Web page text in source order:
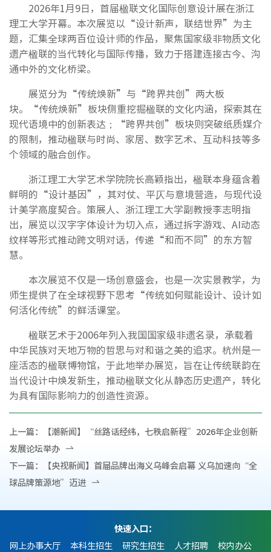
2026年1月9日，首届楹联文化国际创意设计展在浙江
理工大学开幕。本次展览以“设计新声，联结世界”为主
题，汇集全球两百位设计师的作品，聚焦国家级非物质文化
遗产楹联的当代转化与国际传播，致力于搭建连接古今、沟
通中外的文化桥梁。
展览分为“传统焕新”与“跨界共创”两大板
块。“传统焕新”板块侧重挖掘楹联的文化内涵，探索其在
现代语境中的创新表达；“跨界共创”板块则突破纸质媒介
的限制，推动楹联与时尚、家居、数字艺术、互动科技等多
个领域的融合创作。
浙江理工大学艺术学院院长高颖指出，楹联本身蕴含着
鲜明的“设计基因”，其对仗、平仄与意境营造，与现代设
计美学高度契合。策展人、浙江理工大学副教授李志明指
出，展览以汉字字体设计为切入点，通过拆字游戏、AI动态
纹样等形式推动跨文明对话，传递“和而不同”的东方智
慧。
本次展览不仅是一场创意盛会，也是一次实景教学，为
师生提供了在全球视野下思考“传统如何赋能设计、设计如
何活化传统”的鲜活课堂。
楹联艺术于2006年列入我国国家级非遗名录，承载着
中华民族对天地万物的哲思与对和谐之美的追求。杭州是一
座活态的楹联博物馆，于此地举办展览，旨在让传统联韵在
当代设计中焕发新生，推动楹联文化从静态历史遗产，转化
为具有国际影响力的创造性资源。
上一篇：
【潮新闻】“丝路话经纬，七秩启新程”2026年企业创新
发展论坛举办
下一篇：
【央视新闻】首届品牌出海义乌峰会启幕 义乌加速向“全
球品牌策源地”迈进
快速入口：
网上办事大厅
本科生招生 研究生招生 人才招聘 校内办公